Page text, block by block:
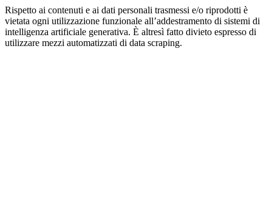
Rispetto ai contenuti e ai dati personali trasmessi e/o riprodotti è
vietata ogni utilizzazione funzionale all’addestramento di sistemi di
intelligenza artificiale generativa. È altresì fatto divieto espresso di
utilizzare mezzi automatizzati di data scraping.